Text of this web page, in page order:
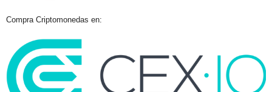
Compra Criptomonedas en: